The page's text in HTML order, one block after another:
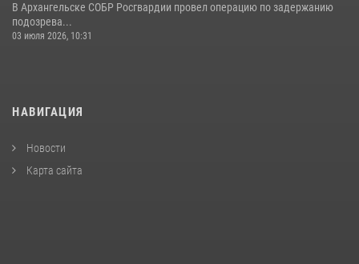
В Архангельске СОБР Росгвардии провел операцию по задержанию
подозрева...
03 июля 2026, 10:31
НАВИГАЦИЯ
Новости
Карта сайта